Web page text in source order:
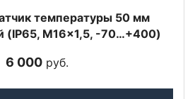
температуры 50 мм
M16x1,5, -70…+400)
6 000руб.